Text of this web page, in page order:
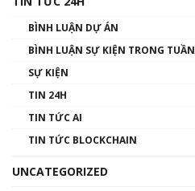
BÌNH LUẬN DỰ ÁN
BÌNH LUẬN SỰ KIỆN TRONG TUẦN
SỰ KIỆN
TIN 24H
TIN TỨC AI
TIN TỨC BLOCKCHAIN
UNCATEGORIZED